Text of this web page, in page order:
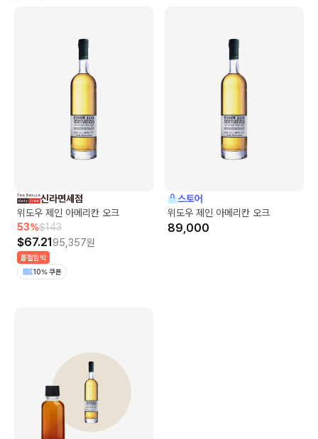
신라면세점
위도우 제인 아메리칸 오크
53%$143
$67.21 95,357원
품절임박
10% 쿠폰
스토어
위도우 제인 아메리칸 오크
89,000